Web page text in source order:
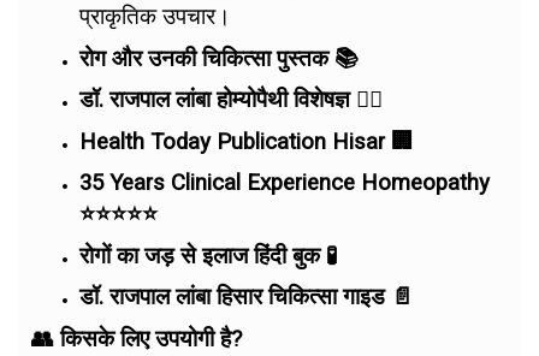
प्राकृतिक उपचार।
रोग और उनकी चिकित्सा पुस्तक 📚
डॉ. राजपाल लांबा होम्योपैथी विशेषज्ञ 👨‍⚕️
Health Today Publication Hisar 🏢
35 Years Clinical Experience Homeopathy
⭐⭐⭐⭐⭐
रोगों का जड़ से इलाज हिंदी बुक 🧪
डॉ. राजपाल लांबा हिसार चिकित्सा गाइड 📄
👥 किसके लिए उपयोगी है?